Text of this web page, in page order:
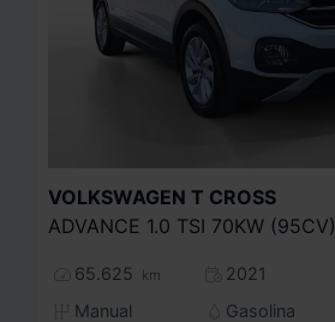
VOLKSWAGEN T CROSS
ADVANCE 1.0 TSI 70KW (95CV)
65.625 km
2021
Manual
Gasolina